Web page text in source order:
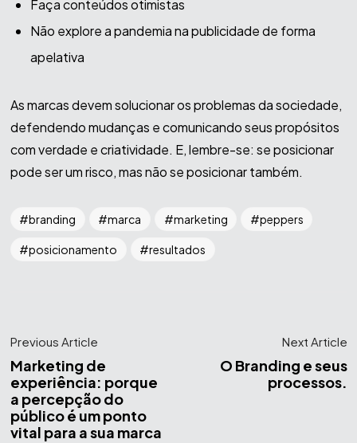
Faça conteúdos otimistas
Não explore a pandemia na publicidade de forma
apelativa
As marcas devem solucionar os problemas da sociedade,
defendendo mudanças e comunicando seus propósitos
com verdade e criatividade. E, lembre-se: se posicionar
pode ser um risco, mas não se posicionar também.
branding marca marketing peppers
posicionamento resultados
Previous Article
Marketing de
experiência: porque
a percepção do
público é um ponto
vital para a sua marca
Next Article
O Branding e seus
processos.